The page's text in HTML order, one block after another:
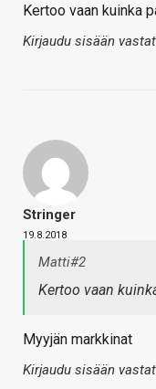
Kertoo vaan kuinka
Kirjaudu sisään
Stringer
19.8.2018
Matti#2
Kertoo vaan
Myyjän markkinat
Kirjaudu sisään